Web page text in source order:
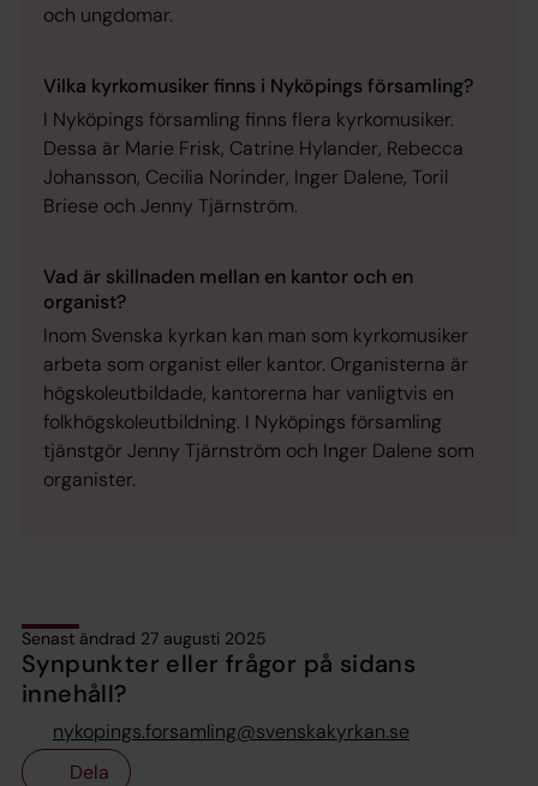
och ungdomar.
Vilka kyrkomusiker finns i Nyköpings församling?
I Nyköpings församling finns flera kyrkomusiker.
Dessa är Marie Frisk, Catrine Hylander, Rebecca
Johansson, Cecilia Norinder, Inger Dalene, Toril
Briese och Jenny Tjärnström.
Vad är skillnaden mellan en kantor och en
organist?
Inom Svenska kyrkan kan man som kyrkomusiker
arbeta som organist eller kantor. Organisterna är
högskoleutbildade, kantorerna har vanligtvis en
folkhögskoleutbildning. I Nyköpings församling
tjänstgör Jenny Tjärnström och Inger Dalene som
organister.
Senast ändrad 27 augusti 2025
Synpunkter eller frågor på sidans
innehåll?
nykopings.forsamling@svenskakyrkan.se
Dela